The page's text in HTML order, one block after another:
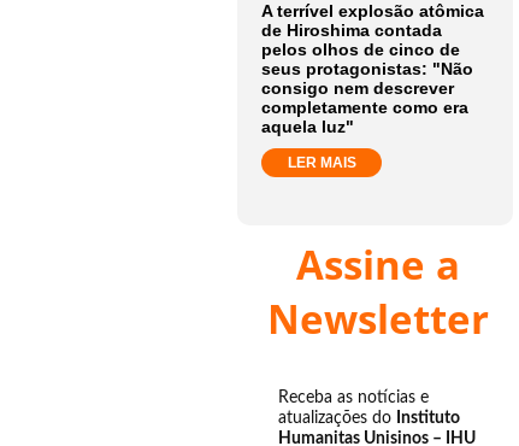
A terrível explosão atômica
de Hiroshima contada
pelos olhos de cinco de
seus protagonistas: "Não
consigo nem descrever
completamente como era
aquela luz"
LER MAIS
Assine a
Newsletter
Receba as notícias e
atualizações do Instituto
Humanitas Unisinos – IHU